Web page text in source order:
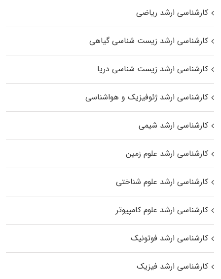
کارشناسی ارشد ریاضی
کارشناسی ارشد زیست‌ شناسی گیاهی
کارشناسی ارشد زیست‌ شناسی دریا
کارشناسی ارشد ژئوفیزیک و هواشناسی
کارشناسی ارشد شیمی
کارشناسی ارشد علوم زمین
کارشناسی ارشد علوم شناختی
کارشناسی ارشد علوم کامپیوتر
کارشناسی ارشد فوتونیک
کارشناسی ارشد فیزیک